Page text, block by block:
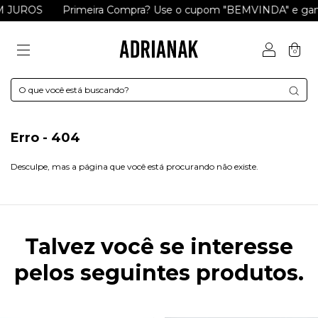
Primeira Compra? Use o cupom "BEMVINDA" e
0
Erro - 404
Desculpe, mas a página que você está procurando não existe.
Talvez você se interesse
pelos seguintes produtos.